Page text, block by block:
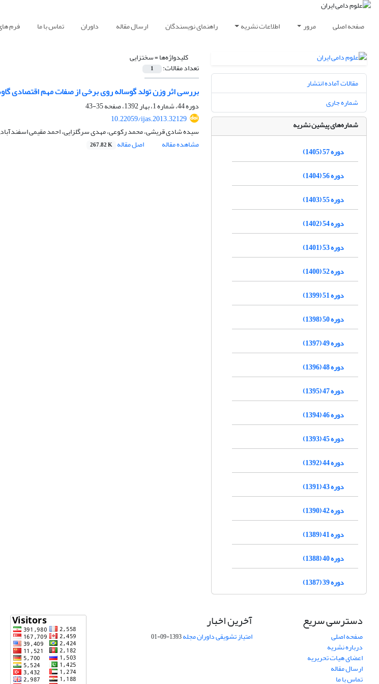
صفحه اصلی مرور اطلاعات نشریه راهنمای نویسندگان ارسال مقاله داوران تماس با ما فرم
کلیدواژه‌ها =سخت‏زایی
تعداد مقالات: 1
بررسی اثر وزن تولد گوساله روی برخی از صفات مهم اقتصادی
دوره 44، شماره 1، بهار 1392، صفحه
35-43
10.22059/ijas.2013.32129
سیده شادی قریشی، محمد رکوعی، مهدی سرگلزایی، احمد مقیمی
مشاهده مقاله
اصل مقاله 267.82 K
مقالات آماده انتشار
شماره جاری
شماره‌های پیشین نشریه
دوره 57 (1405)
دوره 56 (1404)
دوره 55 (1403)
دوره 54 (1402)
دوره 53 (1401)
دوره 52 (1400)
دوره 51 (1399)
دوره 50 (1398)
دوره 49 (1397)
دوره 48 (1396)
دوره 47 (1395)
دوره 46 (1394)
دوره 45 (1393)
دوره 44 (1392)
دوره 43 (1391)
دوره 42 (1390)
دوره 41 (1389)
دوره 40 (1388)
دوره 39 (1387)
دسترسی سریع
صفحه اصلی
درباره نشریه
اعضای هیات تحریریه
ارسال مقاله
تماس با ما
آخرین اخبار
امتیاز تشویقی داوران مجله1393-09-01